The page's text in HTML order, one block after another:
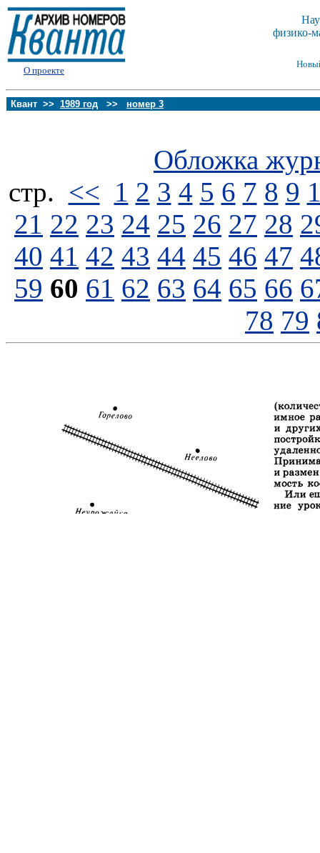
О проекте
физико-
Квант >> 1989 год >> номер 3
Обложка
стp. << 1 2 3 4 5 6 7 8 9
21 22 23 24 25 26 27 28
40 41 42 43 44 45 46 47
59 60 61 62 63 64 65 66
78 79